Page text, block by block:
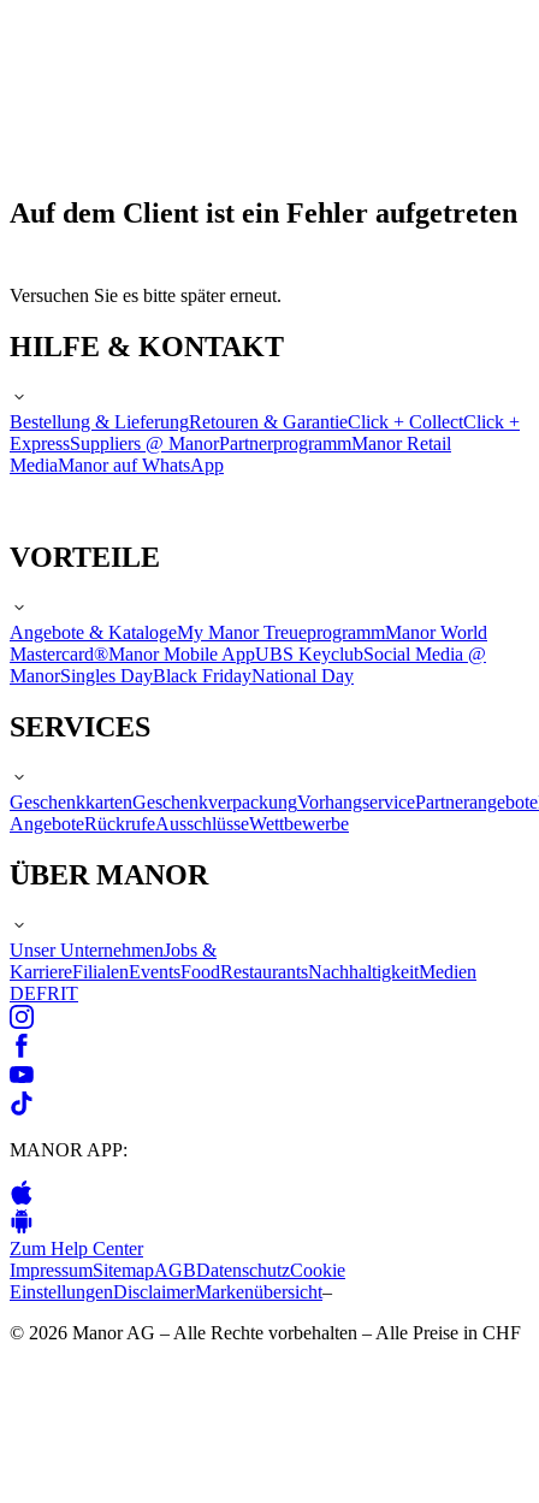
Auf dem Client ist ein Fehler aufgetreten
Versuchen Sie es bitte später erneut.
HILFE & KONTAKT
Bestellung & LieferungRetouren & GarantieClick + CollectClick +
ExpressSuppliers @ ManorPartnerprogrammManor Retail
MediaManor auf WhatsApp
VORTEILE
Angebote & KatalogeMy Manor TreueprogrammManor World
Mastercard®Manor Mobile AppUBS KeyclubSocial Media @
ManorSingles DayBlack FridayNational Day
SERVICES
GeschenkkartenGeschenkverpackungVorhangservicePartnerangebote
AngeboteRückrufeAusschlüsseWettbewerbe
ÜBER MANOR
Unser UnternehmenJobs &
KarriereFilialenEventsFoodRestaurantsNachhaltigkeitMedien
DEFRIT
MANOR APP:
Zum Help Center
ImpressumSitemapAGBDatenschutzCookie
EinstellungenDisclaimerMarkenübersicht–
© 2026 Manor AG – Alle Rechte vorbehalten – Alle Preise in CHF